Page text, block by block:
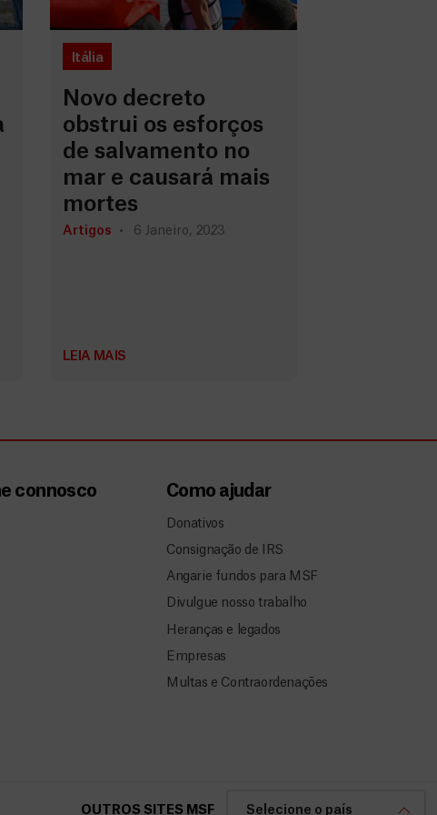
Itália
Novo decreto
obstrui os esforços
de salvamento no
mar e causará mais
mortes
Artigos 6 Janeiro, 2023
LEIA MAIS
connosco Como ajudar
Donativos
Consignação de IRS
Angarie fundos para MSF
Divulgue nosso trabalho
Heranças e legados
Empresas
Multas e Contraordenações
OUTROS SITES MSF Selecione o país